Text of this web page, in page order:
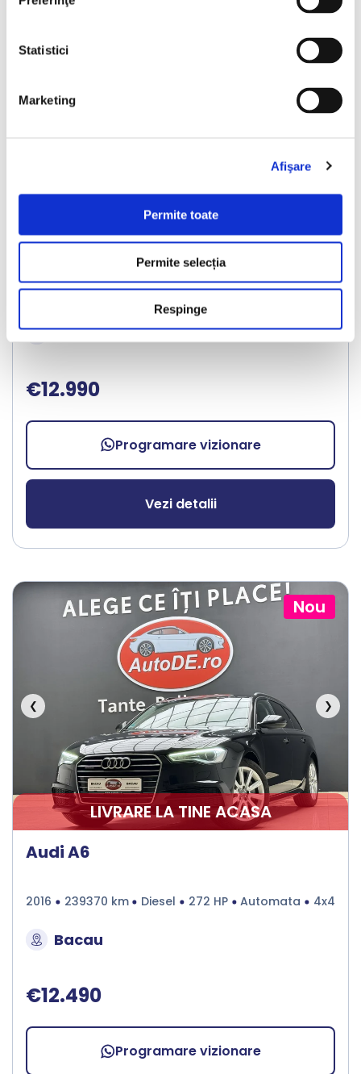
Statistici
Marketing
Afişare
Permite toate
Permite selecția
Respinge
Vândută
❮
Volkswagen Tiguan
2017 199229 km Diesel 150 HP Automata 4x4
Bucuresti Afumati
€12.990
Programare vizionare
Vezi detalii
Nou
❮ ❯
LIVRARE LA TINE ACASA
Audi A6
2016 239370 km Diesel 272 HP Automata 4x4
Bacau
€12.490
Programare vizionare